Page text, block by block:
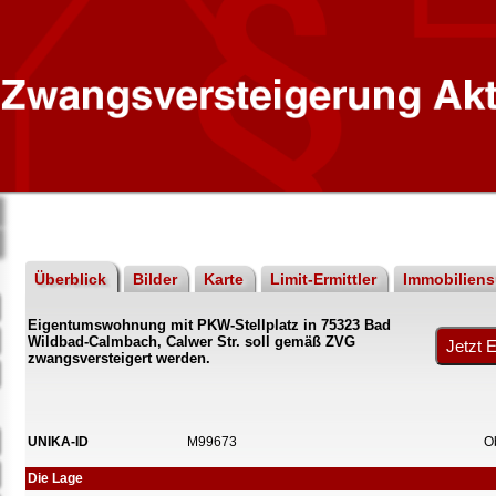
Überblick Bilder Karte Limit-Ermittler
Eigentumswohnung mit PKW-Stellplatz in 75323 Bad
Wildbad-Calmbach, Calwer Str. soll gemäß ZVG
zwangsversteigert werden.
UNIKA-ID M99673
Die Lage